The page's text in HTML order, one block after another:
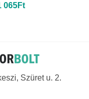
065FtÁrtartomány:
Szüret u. 2.